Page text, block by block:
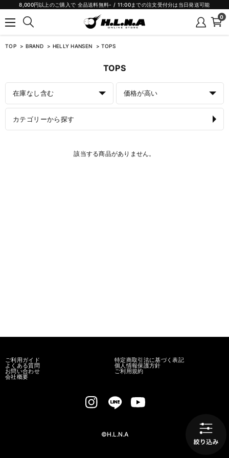
8,000円以上のご購入で 全品送料無料- / 11:00までの注文受付分は当日発送可能
0
TOP BRAND HELLY HANSEN TOPS
TOPS
在庫なし含む 価格が高い
カテゴリーから探す
該当する商品がありません。
ご利用ガイド
よくある質問
お問い合わせ
会社概要
特定商取引法に基づく表記
個人情報保護方針
ご利用規約
©H.L.N.A